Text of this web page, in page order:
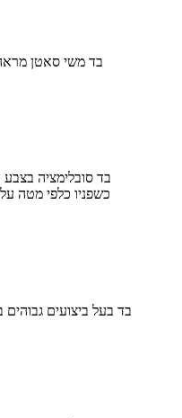
בד סובלימציה